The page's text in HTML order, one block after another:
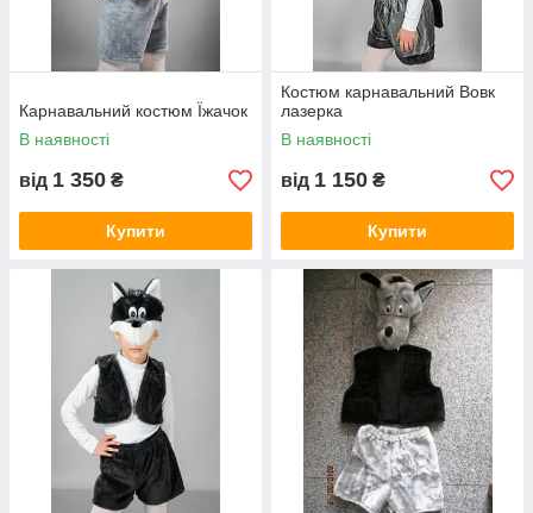
Карнавальний костюм Їжачок
В наявності
від 1 350 ₴
Купити
Костюм карнавальний Вовк
лазерка
В наявності
від 1 150 ₴
Купити